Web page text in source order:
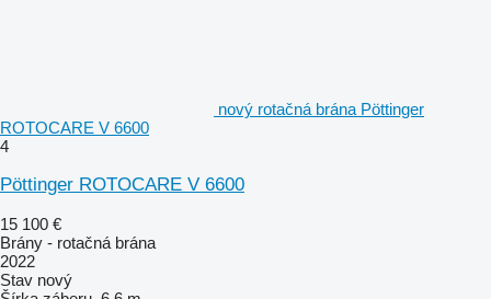
nový rotačná brána Pöttinger
ROTOCARE V 6600
4
Pöttinger ROTOCARE V 6600
15 100 €
Brány - rotačná brána
2022
Stav nový